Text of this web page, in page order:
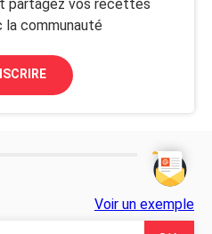
partagez vos recettes
communauté
Voir un exemple